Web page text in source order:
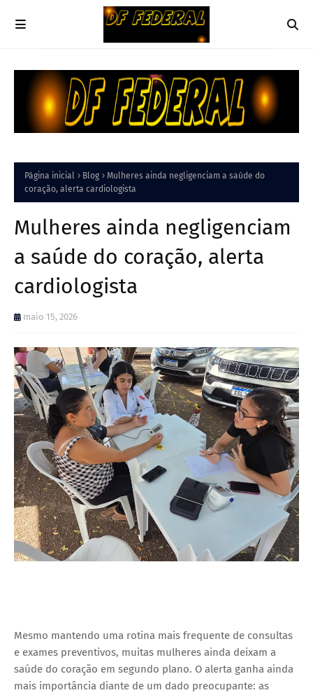
Página inicial Blog
Mulheres ainda negligenciam a saúde do
coração, alerta cardiologista
Mulheres ainda negligenciam
a saúde do coração, alerta
cardiologista
maio 15, 2026
Mesmo mantendo uma rotina mais frequente de consultas
e exames preventivos, muitas mulheres ainda deixam a
saúde do coração em segundo plano. O alerta ganha ainda
mais importância diante de um dado preocupante: as